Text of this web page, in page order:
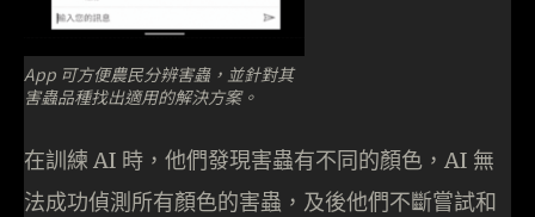
App 可方便農民分辨害蟲，並針對其
害蟲品種找出適用的解決方案。
在訓練 AI 時，他們發現害蟲有不同的顏色，AI 無
法成功偵測所有顏色的害蟲，及後他們不斷嘗試和